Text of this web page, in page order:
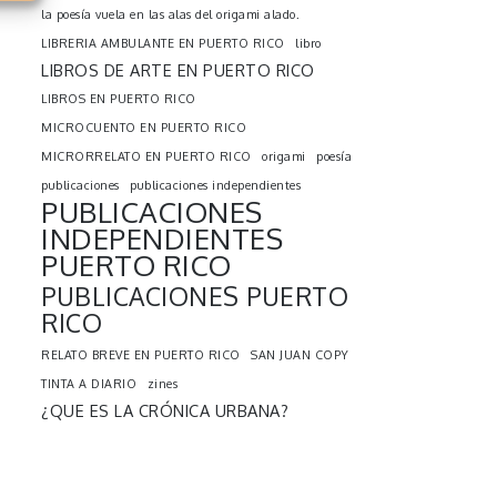
la poesía vuela en las alas del origami alado.
LIBRERIA AMBULANTE EN PUERTO RICO
libro
LIBROS DE ARTE EN PUERTO RICO
LIBROS EN PUERTO RICO
MICROCUENTO EN PUERTO RICO
MICRORRELATO EN PUERTO RICO
origami
poesía
publicaciones
publicaciones independientes
PUBLICACIONES
INDEPENDIENTES
PUERTO RICO
PUBLICACIONES PUERTO
RICO
RELATO BREVE EN PUERTO RICO
SAN JUAN COPY
TINTA A DIARIO
zines
¿QUE ES LA CRÓNICA URBANA?